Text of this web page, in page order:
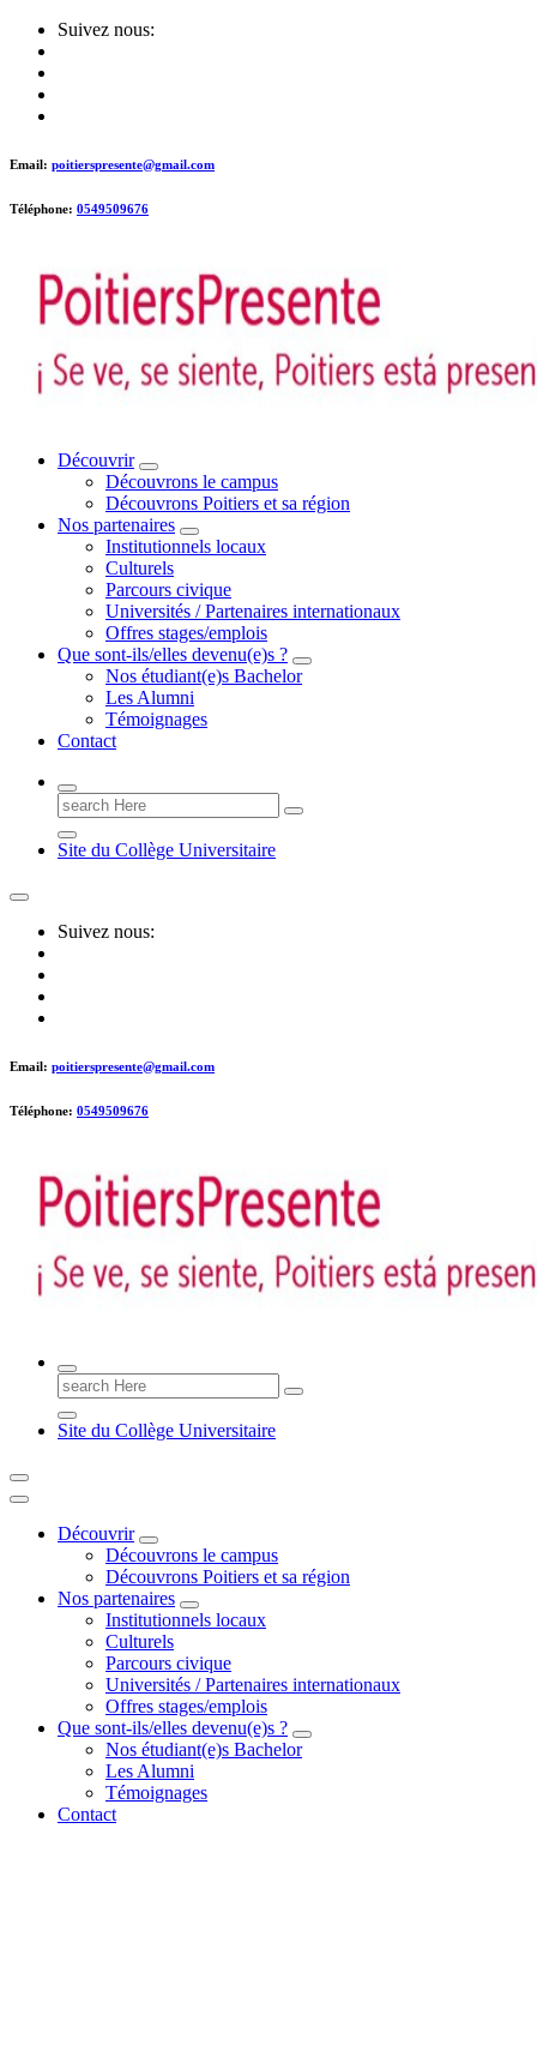
Skip
content
Suivez nous:
Email: poitierspresente@gmail.com
Téléphone: 0549509676
Poitiers presente !
Découvrir
Découvrons le campus
Découvrons Poitiers et sa région
Nos partenaires
Institutionnels locaux
Culturels
Parcours civique
Universités / Partenaires internationaux
Offres stages/emplois
Que sont-ils/elles devenu(e)s ?
Nos étudiant(e)s Bachelor
Les Alumni
Témoignages
Contact
Search
for:
Site du Collège Universitaire
Suivez nous:
Email: poitierspresente@gmail.com
Téléphone: 0549509676
Poitiers presente !
Search
for:
Site du Collège Universitaire
Découvrir
Découvrons le campus
Découvrons Poitiers et sa région
Nos partenaires
Institutionnels locaux
Culturels
Parcours civique
Universités / Partenaires internationaux
Offres stages/emplois
Que sont-ils/elles devenu(e)s ?
Nos étudiant(e)s Bachelor
Les Alumni
Témoignages
Contact